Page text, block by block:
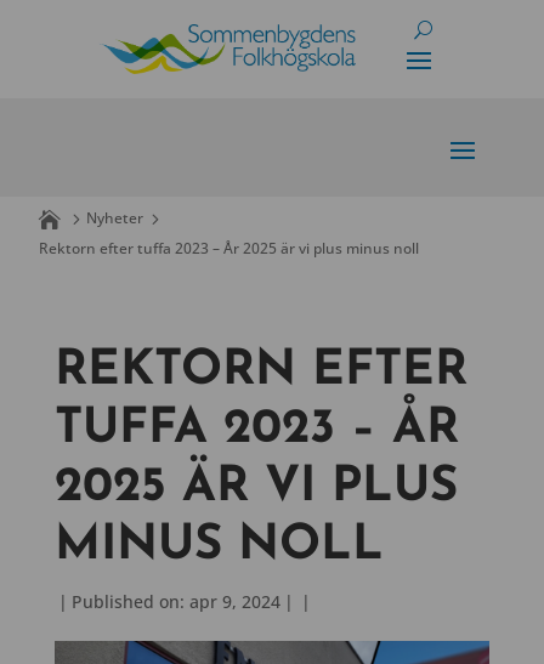
Nyheter
Rektorn efter tuffa 2023 – År 2025 är vi plus minus noll
REKTORN EFTER
TUFFA 2023 – ÅR
2025 ÄR VI PLUS
MINUS NOLL
| Published on: apr 9, 2024 | |